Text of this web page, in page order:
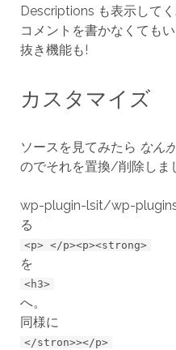
Descriptions も表示して
コメントを書かなくても
抜き機能も!
カスタマイズ
ソースを見てみたら なん
のでそれを置換/削除しま
wp-plugin-lsit/wp-
る
<p> </p><p><strong>
を
<h3>
へ。
同様に
</stron>></p>